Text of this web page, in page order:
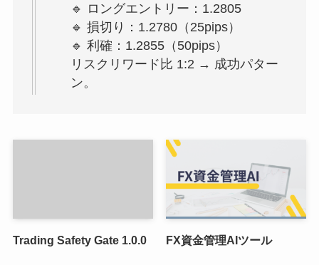
🔹 ロングエントリー：1.2805
🔹 損切り：1.2780（25pips）
🔹 利確：1.2855（50pips）
リスクリワード比 1:2 → 成功パター
ン。
Trading Safety Gate 1.0.0 FX資金管理AIツール